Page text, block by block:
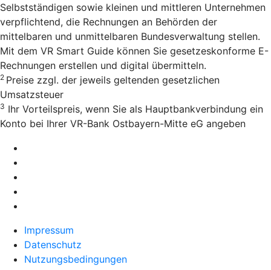
Selbstständigen sowie kleinen und mittleren Unternehmen
verpflichtend, die Rechnungen an Behörden der
mittelbaren und unmittelbaren Bundesverwaltung stellen.
Mit dem VR Smart Guide können Sie gesetzeskonforme E-
Rechnungen erstellen und digital übermitteln.
2 Preise zzgl. der jeweils geltenden gesetzlichen
Umsatzsteuer
3 Ihr Vorteilspreis, wenn Sie als Hauptbankverbindung ein
Konto bei Ihrer VR-Bank Ostbayern-Mitte eG angeben
Impressum
Datenschutz
Nutzungsbedingungen